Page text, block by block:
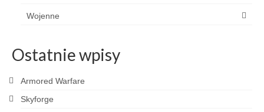
Wojenne
Ostatnie wpisy
Armored Warfare
Skyforge